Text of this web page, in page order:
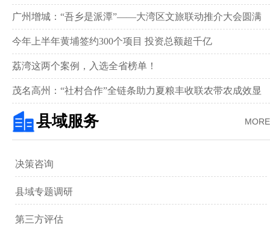
广州增城：“吾乡是派潭”——大湾区文旅联动推介大会圆满
举行
今年上半年黄埔签约300个项目 投资总额超千亿
荔湾这两个案例，入选全省榜单！
茂名高州：“社村合作”全链条助力夏粮丰收联农带农成效显
著‌
MORE
县域服务
决策咨询
县域专题调研
第三方评估